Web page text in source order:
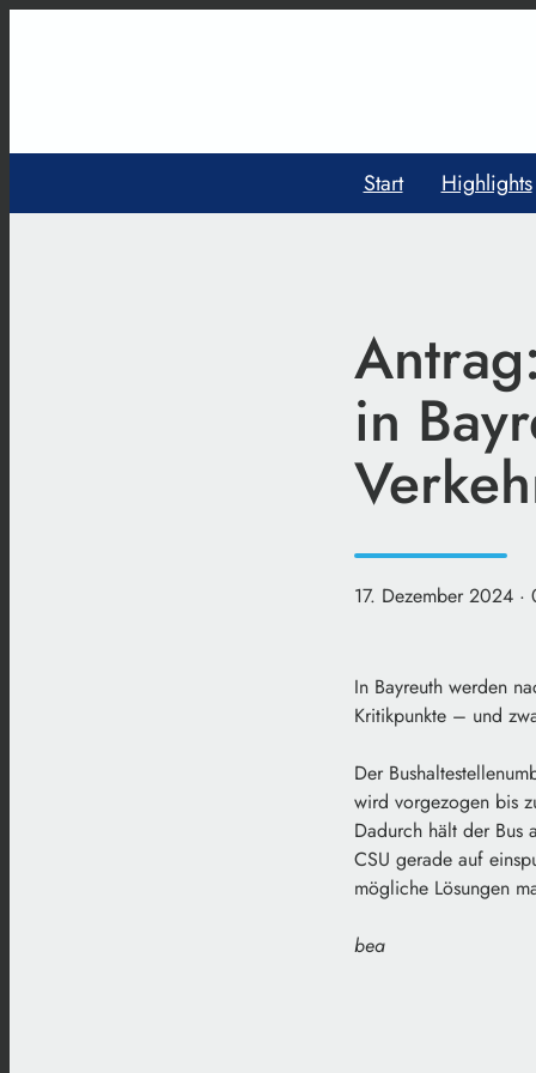
Start Highlights
in
17. Dezember 2024 ·
In Bayreuth werden
Kritikpunkte – und
Der
wird vorgezogen bis
Dadurch hält der Bus
CSU gerade auf
mögliche Lösungen
bea